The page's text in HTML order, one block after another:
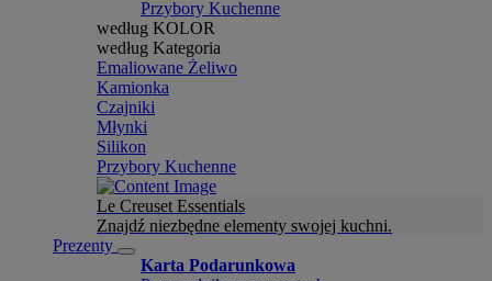
Przybory Kuchenne
według KOLOR
według Kategoria
Emaliowane Żeliwo
Kamionka
Czajniki
Młynki
Silikon
Przybory Kuchenne
Le Creuset Essentials
Znajdź niezbędne elementy swojej kuchni.
Prezenty
Karta Podarunkowa